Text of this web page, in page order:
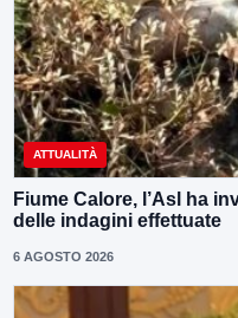
ATTUALITÀ
Fiume Calore, l’Asl ha
delle indagini effettuate
6 AGOSTO 2026